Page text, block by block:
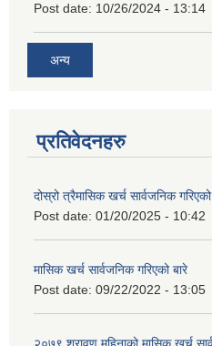
Post date: 10/26/2024 - 13:14
अन्य
प्रतिवेदनहरु
दोस्रो त्रैमासिक खर्च सार्वजनिक गरिएको
Post date: 01/20/2025 - 10:42
मासिक खर्च सार्वजनिक गरिएको बारे
Post date: 09/22/2022 - 13:05